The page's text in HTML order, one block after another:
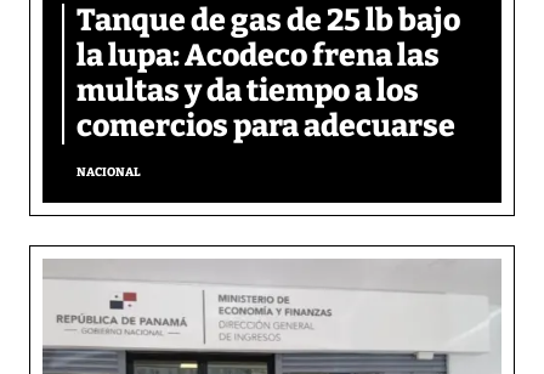
Tanque de gas de 25 lb bajo
la lupa: Acodeco frena las
multas y da tiempo a los
comercios para adecuarse
NACIONAL